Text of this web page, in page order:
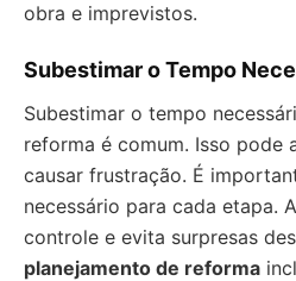
obra e imprevistos.
Subestimar o Tempo
Subestimar o tempo
reforma é comum. Isso pode
causar frustração. É
necessário para cada etapa.
controle e evita surpresas
planejamento de reforma